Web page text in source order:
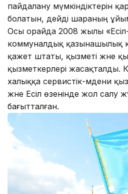
пайдалану мүмкіндіктерін
болатын, дейді шараның
Осы орайда 2008 жылы
коммуналдық қазынашылық
қажет штаты, қызметі және
қызметкерлері жасақталды.
халыққа сервистік-мәдени
және Есіл өзенінде жол салу
бағытталған.